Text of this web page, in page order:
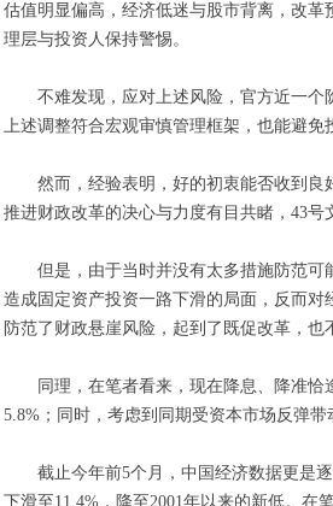
估值明显偏高，经济低迷与股市背离，改
理层与投资人保持警惕。
不难发现，应对上述风险，官方近一
上述调整符合宏观审慎管理框架，也能避
然而，经验表明，好的初衷能否收到
推进财政改革的决心与力度有目共睹，43
但是，由于当时并没有太多措施防范
造成固定资产投资一路下滑的局面，反而
防范了财政悬崖风险，起到了既促改革，也
同理，在笔者看来，现在降息、降准
5.8%；同时，考虑到同期受资本市场反弹
截止今年前5个月，中国经济数据更是
下滑至11.4%，降至2001年以来的新低。在